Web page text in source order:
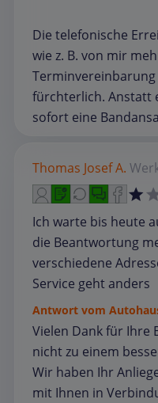
Die telefonische
wie z. B. von mir
Terminvereinbarung
fürchterlich. Anstatt
sofort eine
Thomas Josef A.
Ich warte bis heute
die Beantwortung
verschiedene
Service geht anders
Antwort vom
Vielen Dank für Ihre
nicht zu einem
Wir haben Ihr
mit Ihnen in